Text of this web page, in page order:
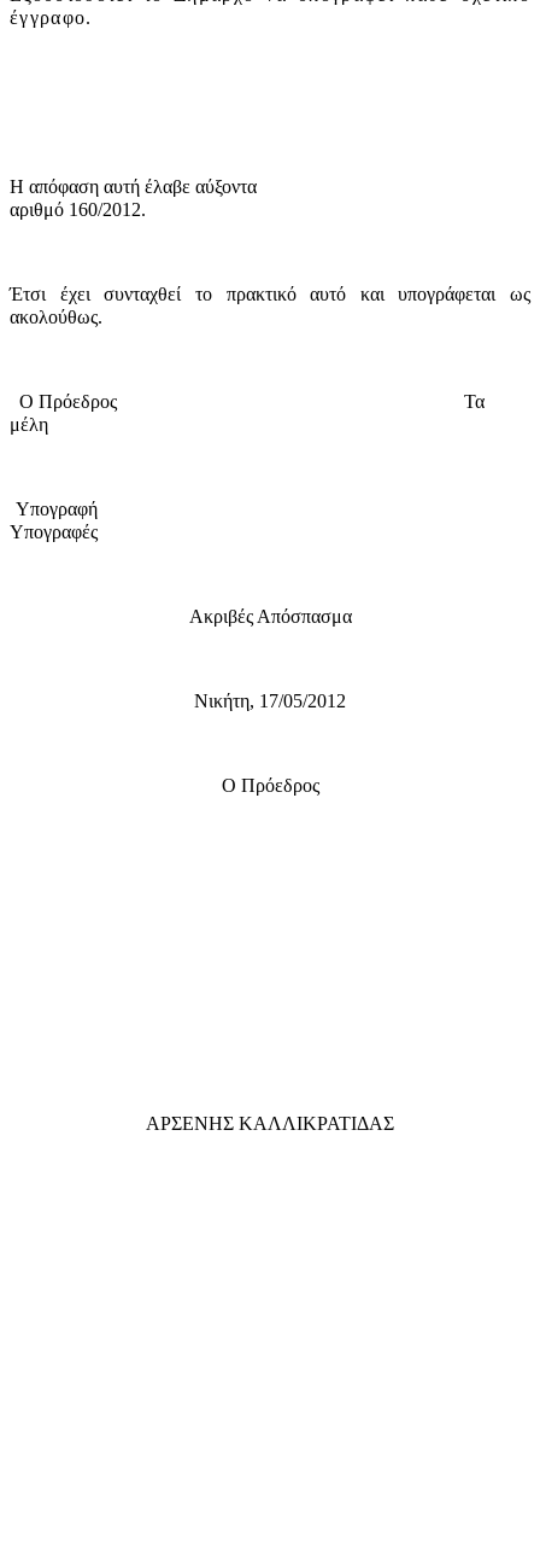
έγγραφο.
Η απόφαση αυτή έλαβε αύξοντα
αριθμό 160/2012.
Έτσι έχει συνταχθεί το πρακτικό αυτό και υπογράφεται ως
ακολούθως.
Ο Πρόεδρος
Τα
μέλη
Υπογραφή
Υπογραφές
Ακριβές Απόσπασμα
Νικήτη, 17/05/2012
Ο Πρόεδρος
ΑΡΣΕΝΗΣ ΚΑΛΛΙΚΡΑΤΙΔΑΣ